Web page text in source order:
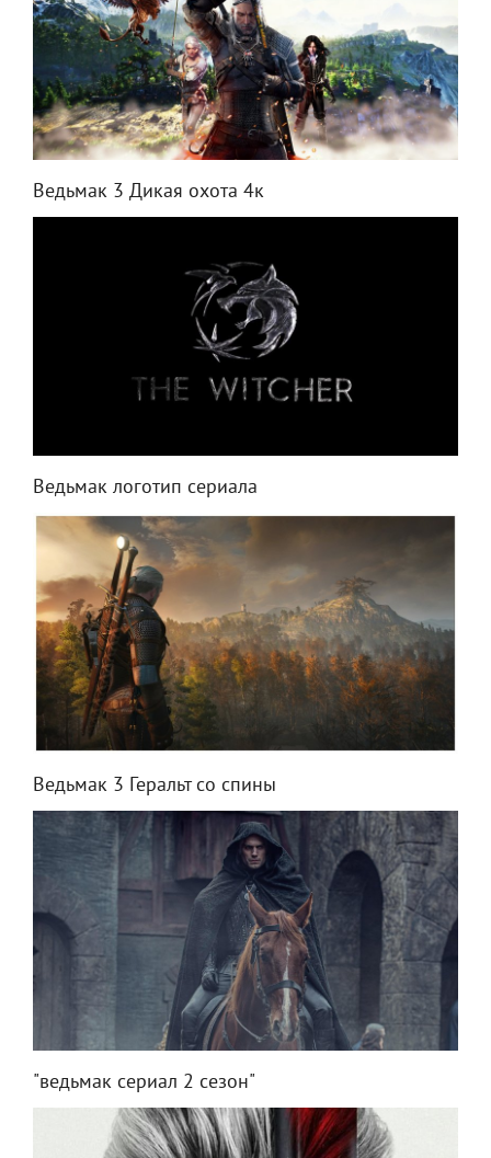
Ведьмак 3 Дикая охота 4к
Ведьмак логотип сериала
Ведьмак 3 Геральт со спины
"ведьмак сериал 2 сезон"